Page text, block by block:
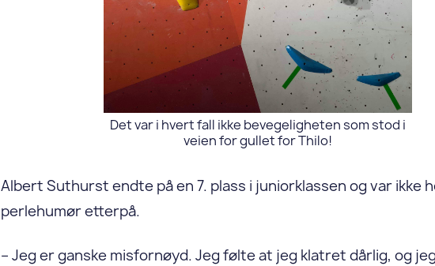
Det var i hvert fall ikke bevegeligheten som stod i
veien for gullet for Thilo!
Albert Suthurst endte på en 7. plass i juniorklassen og var ikke
perlehumør etterpå.
– Jeg er ganske misfornøyd. Jeg følte at jeg klatret dårlig, og